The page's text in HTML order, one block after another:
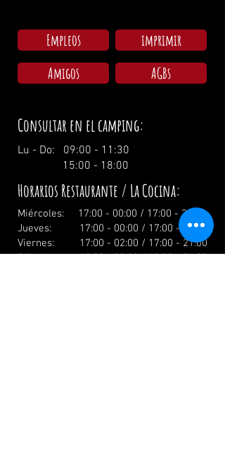
Empleos
imprimir
Amigos
AGBs
Consultar en el camping:
Lu - Do: 09:00 - 11:30
15:00 - 18:00
Horarios Restaurante / La Cocina:
Miércoles: 17:00 - 00:00 / 17:00 - 21:00
Jueves: 17:00 - 00:00 / 17:00 - 21:00
Viernes: 17:00 - 02:00 / 17:00 - 21:00
Sábado: 12:00 - 02:00 / 12:00 - 21:00